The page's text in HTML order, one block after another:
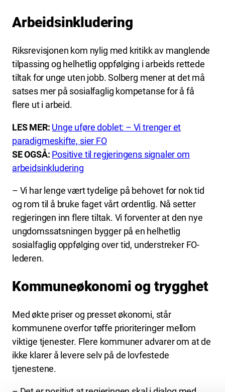
Arbeidsinkludering
Riksrevisjonen kom nylig med kritikk av manglende
tilpassing og helhetlig oppfølging i arbeids rettede
tiltak for unge uten jobb. Solberg mener at det må
satses mer på sosialfaglig kompetanse for å få
flere ut i arbeid.
LES MER: Unge uføre doblet: – Vi trenger et
paradigmeskifte, sier FO
SE OGSÅ: Positive til regjeringens signaler om
arbeidsinkludering
– Vi har lenge vært tydelige på behovet for nok tid
og rom til å bruke faget vårt ordentlig. Nå setter
regjeringen inn flere tiltak. Vi forventer at den nye
ungdomssatsningen bygger på en helhetlig
sosialfaglig oppfølging over tid, understreker FO-
lederen.
Kommuneøkonomi og trygghet
Med økte priser og presset økonomi, står
kommunene overfor tøffe prioriteringer mellom
viktige tjenester. Flere kommuner advarer om at de
ikke klarer å levere selv på de lovfestede
tjenestene.